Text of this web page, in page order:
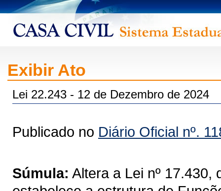
Exibir Ato
Lei 22.243 - 12 de Dezembro de 2024
Publicado no Diário Oficial nº.
Súmula: Altera a Lei nº 17.430,